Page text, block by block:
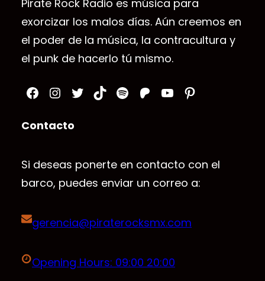
Pirate Rock Radio es música para
exorcizar los malos días. Aún creemos en
el poder de la música, la contracultura y
el punk de hacerlo tú mismo.
Facebook Instagram Twitter TikTok Spotify Patreon YouTube Pinterest
Contacto
Si deseas ponerte en contacto con el
barco, puedes enviar un correo a:
gerencia@piraterocksmx.com
Opening Hours: 09:00 20:00